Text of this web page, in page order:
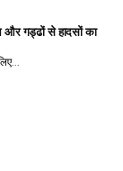
और गड्ढों से हादसों का